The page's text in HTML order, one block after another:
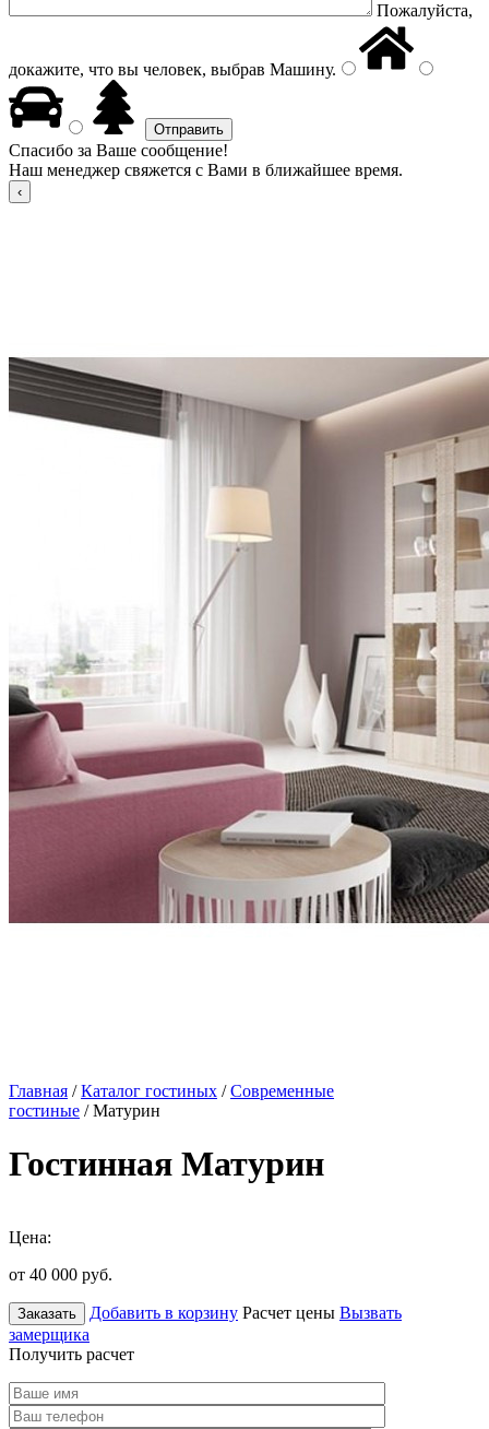
Пожалуйста,
докажите, что вы человек, выбрав Машину.
Спасибо за Ваше сообщение!
Наш менеджер свяжется с Вами в ближайшее время.
Главная /Каталог гостиных /Современные
гостиные / Матурин
Гостинная Матурин
Цена:
от 40 000 руб.
Заказать Добавить в корзину Расчет цены Вызвать
замерщика
Получить расчет